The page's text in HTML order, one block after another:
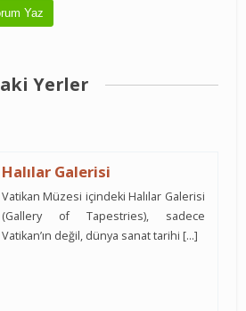
Yaz
Yerler
Halılar Galerisi
Vatikan Müzesi içindeki Halılar Galerisi
(Gallery of Tapestries), sadece
Vatikan’ın değil, dünya sanat tarihi […]